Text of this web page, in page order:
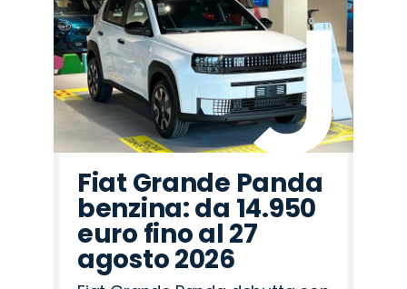
Fiat Grande Panda
benzina: da 14.950
euro fino al 27
agosto 2026